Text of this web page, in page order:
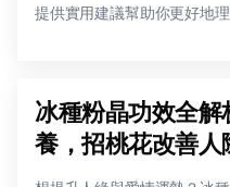
提供實用建議幫助你更好地理
冰種粉晶功效全
養，招桃花改善人